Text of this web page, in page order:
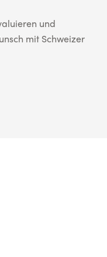
und
mit Schweizer